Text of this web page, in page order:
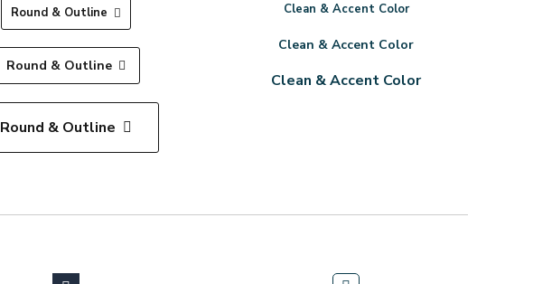
Round & Outline
Round & Outline
Round & Outline
Clean & Accent Color
Clean & Accent Color
Clean & Accent Color